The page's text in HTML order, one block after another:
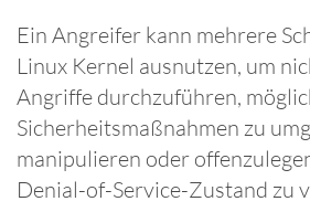
Ein Angreifer kann mehrere
Linux Kernel ausnutzen, um
Angriffe durchzuführen,
Sicherheitsmaßnahmen zu
manipulieren oder
Denial-of-Service-Zustand zu